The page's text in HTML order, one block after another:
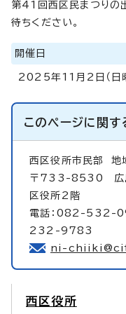
第41回西区民まつりの
待ちください。
開催日
2025年11月2日（日
このページに関す
西区役所市民部 地
〒733-8530 広島
区役所2階
電話：082-532-
232-9783
ni-
西区役所